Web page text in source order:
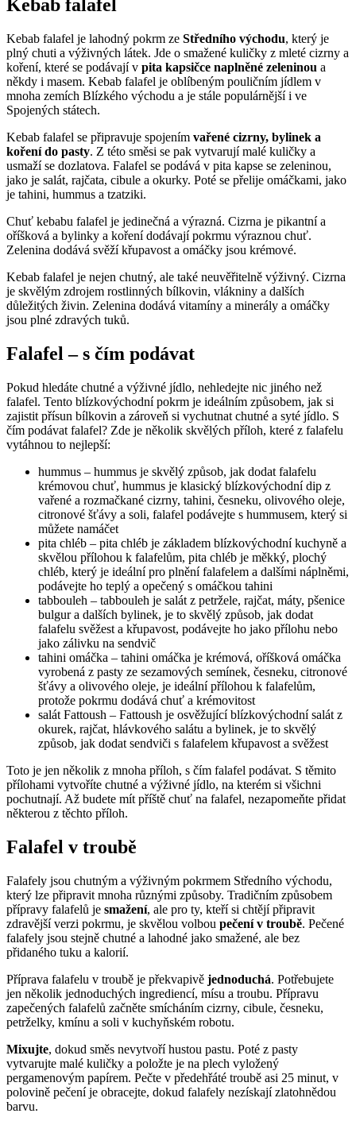
Kebab falafel
Kebab falafel je lahodný pokrm ze Středního východu, který je
plný chuti a výživných látek. Jde o smažené kuličky z mleté cizrny a
koření, které se podávají v pita kapsičce naplněné zeleninou a
někdy i masem. Kebab falafel je oblíbeným pouličním jídlem v
mnoha zemích Blízkého východu a je stále populárnější i ve
Spojených státech.
Kebab falafel se připravuje spojením vařené cizrny, bylinek a
koření do pasty. Z této směsi se pak vytvarují malé kuličky a
usmaží se dozlatova. Falafel se podává v pita kapse se zeleninou,
jako je salát, rajčata, cibule a okurky. Poté se přelije omáčkami, jako
je tahini, hummus a tzatziki.
Chuť kebabu falafel je jedinečná a výrazná. Cizrna je pikantní a
oříšková a bylinky a koření dodávají pokrmu výraznou chuť.
Zelenina dodává svěží křupavost a omáčky jsou krémové.
Kebab falafel je nejen chutný, ale také neuvěřitelně výživný. Cizrna
je skvělým zdrojem rostlinných bílkovin, vlákniny a dalších
důležitých živin. Zelenina dodává vitamíny a minerály a omáčky
jsou plné zdravých tuků.
Falafel – s čím podávat
Pokud hledáte chutné a výživné jídlo, nehledejte nic jiného než
falafel. Tento blízkovýchodní pokrm je ideálním způsobem, jak si
zajistit přísun bílkovin a zároveň si vychutnat chutné a syté jídlo. S
čím podávat falafel? Zde je několik skvělých příloh, které z falafelu
vytáhnou to nejlepší:
hummus – hummus je skvělý způsob, jak dodat falafelu
krémovou chuť, hummus je klasický blízkovýchodní dip z
vařené a rozmačkané cizrny, tahini, česneku, olivového oleje,
citronové šťávy a soli, falafel podávejte s hummusem, který si
můžete namáčet
pita chléb – pita chléb je základem blízkovýchodní kuchyně a
skvělou přílohou k falafelům, pita chléb je měkký, plochý
chléb, který je ideální pro plnění falafelem a dalšími náplněmi,
podávejte ho teplý a opečený s omáčkou tahini
tabbouleh – tabbouleh je salát z petržele, rajčat, máty, pšenice
bulgur a dalších bylinek, je to skvělý způsob, jak dodat
falafelu svěžest a křupavost, podávejte ho jako přílohu nebo
jako zálivku na sendvič
tahini omáčka – tahini omáčka je krémová, oříšková omáčka
vyrobená z pasty ze sezamových semínek, česneku, citronové
šťávy a olivového oleje, je ideální přílohou k falafelům,
protože pokrmu dodává chuť a krémovitost
salát Fattoush – Fattoush je osvěžující blízkovýchodní salát z
okurek, rajčat, hlávkového salátu a bylinek, je to skvělý
způsob, jak dodat sendviči s falafelem křupavost a svěžest
Toto je jen několik z mnoha příloh, s čím falafel podávat. S těmito
přílohami vytvoříte chutné a výživné jídlo, na kterém si všichni
pochutnají. Až budete mít příště chuť na falafel, nezapomeňte přidat
některou z těchto příloh.
Falafel v troubě
Falafely jsou chutným a výživným pokrmem Středního východu,
který lze připravit mnoha různými způsoby. Tradičním způsobem
přípravy falafelů je smažení, ale pro ty, kteří si chtějí připravit
zdravější verzi pokrmu, je skvělou volbou pečení v troubě. Pečené
falafely jsou stejně chutné a lahodné jako smažené, ale bez
přidaného tuku a kalorií.
Příprava falafelu v troubě je překvapivě jednoduchá. Potřebujete
jen několik jednoduchých ingrediencí, mísu a troubu. Přípravu
zapečených falafelů začněte smícháním cizrny, cibule, česneku,
petrželky, kmínu a soli v kuchyňském robotu.
Mixujte, dokud směs nevytvoří hustou pastu. Poté z pasty
vytvarujte malé kuličky a položte je na plech vyložený
pergamenovým papírem. Pečte v předehřáté troubě asi 25 minut, v
polovině pečení je obracejte, dokud falafely nezískají zlatohnědou
barvu.